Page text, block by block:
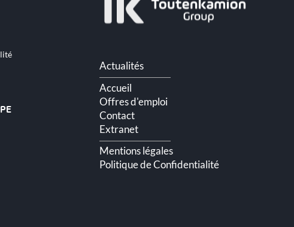
Aller
au
contenu
Actualités
Accueil
Offres d'emploi
Contact
Extranet
Mentions légales
Politique de Confidentialité